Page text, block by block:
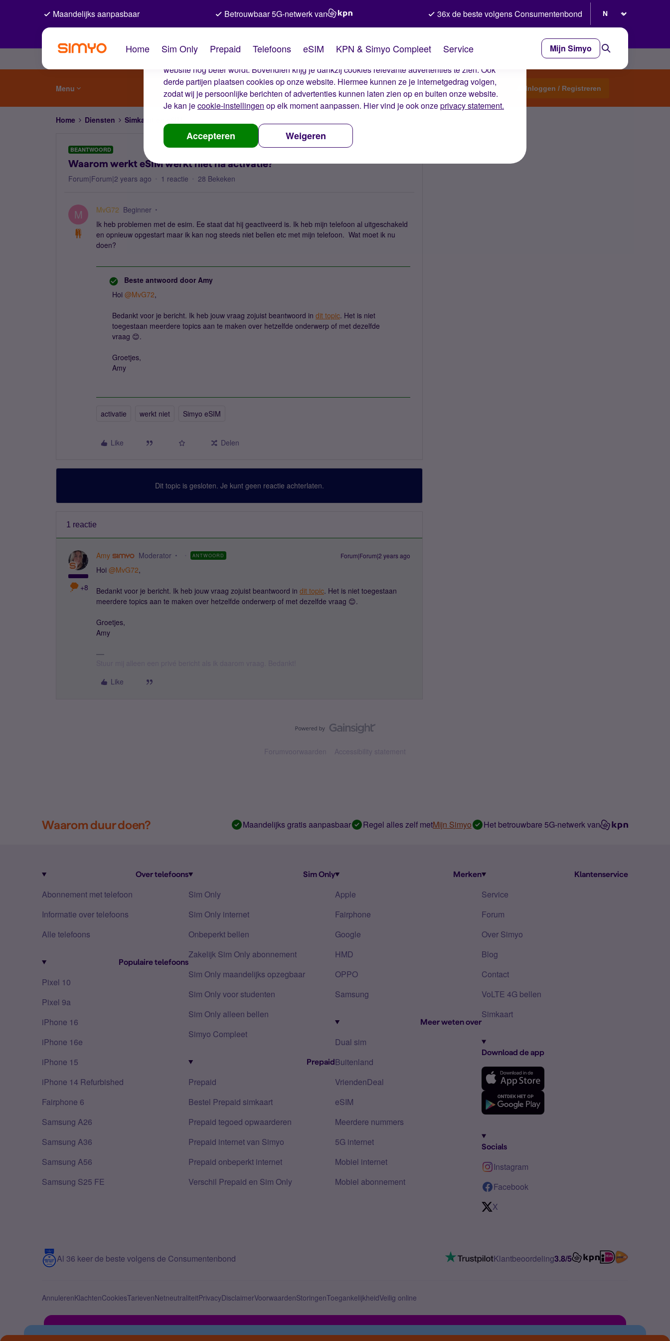
De cookies van Simyo
Wij gebruiken cookies op onze website. Met deze cookies zorgen wij ervoor dat je ervaring op de
website nog beter wordt. Bovendien krijg je dankzij cookies relevante advertenties te zien. Ook
derde partijen plaatsen cookies op onze website. Hiermee kunnen ze je internetgedrag volgen,
zodat wij je persoonlijke berichten of advertenties kunnen laten zien op en buiten onze website.
Je kan jecookie-instellingen op elk moment aanpassen. Hier vind je ook onzeprivacy statement.
Accepteren Weigeren
Maandelijks aanpasbaar Betrouwbaar 5G-netwerk van 36x de beste volgens Consumentenbond
Home Sim Only Prepaid Telefoons eSIM KPN & Simyo Compleet Service Mijn Simyo
Menu Start een topic Inloggen / Registreren
Home Diensten Simkaart en eSIM
BEANTWOORD
Waarom werkt eSIM werkt niet na activatie?
Forum|Forum|2 years ago 1 reactie 28 Bekeken
M MvG72 Beginner
Ik heb problemen met de esim. Ee staat dat hij geactiveerd is. Ik heb mijn telefoon al uitgeschakeld
en opnieuw opgestart maar ik kan nog steeds niet bellen etc met mijn telefoon. Wat moet ik nu
doen?
Beste antwoord door Amy
Hoi @MvG72,
Bedankt voor je bericht. Ik heb jouw vraag zojuist beantwoord in dit topic. Het is niet
toegestaan meerdere topics aan te maken over hetzelfde onderwerp of met dezelfde
vraag 😊.
Groetjes,
Amy
activatie werkt niet Simyo eSIM
Like Delen
Dit topic is gesloten. Je kunt geen reactie achterlaten.
1 reactie
+8
Amy Moderator ANTWOORD Forum|Forum|2 years ago
Hoi @MvG72,
Bedankt voor je bericht. Ik heb jouw vraag zojuist beantwoord in dit topic. Het is niet toegestaan
meerdere topics aan te maken over hetzelfde onderwerp of met dezelfde vraag 😊.
Groetjes,
Amy
Like
Forumvoorwaarden Accessibility statement
Waarom duur doen? Maandelijks gratis aanpasbaar Regel alles zelf metMijn Simyo Het betrouwbare 5G-netwerk van
Over telefoons
Abonnement met telefoon
Informatie over telefoons
Alle telefoons
Populaire telefoons
Pixel 10
Pixel 9a
iPhone 16
iPhone 16e
iPhone 15
iPhone 14 Refurbished
Fairphone 6
Samsung A26
Samsung A36
Samsung A56
Samsung S25 FE
Sim Only
Sim Only
Sim Only internet
Onbeperkt bellen
Zakelijk Sim Only abonnement
Sim Only maandelijks opzegbaar
Sim Only voor studenten
Sim Only alleen bellen
Simyo Compleet
Prepaid
Prepaid
Bestel Prepaid simkaart
Prepaid tegoed opwaarderen
Prepaid internet van Simyo
Prepaid onbeperkt internet
Verschil Prepaid en Sim Only
Merken
Apple
Fairphone
Google
HMD
OPPO
Samsung
Meer weten over
Dual sim
Buitenland
VriendenDeal
eSIM
Meerdere nummers
5G internet
Mobiel internet
Mobiel abonnement
Klantenservice
Service
Forum
Over Simyo
Blog
Contact
VoLTE 4G bellen
Simkaart
Download de app
Socials
Instagram
Facebook
X
Al 36 keer de beste volgens de Consumentenbond Klantbeoordeling3.8/5
AnnulerenKlachtenCookiesTarievenNetneutraliteitPrivacyDisclaimerVoorwaardenStoringenToegankelijkheidVeilig online